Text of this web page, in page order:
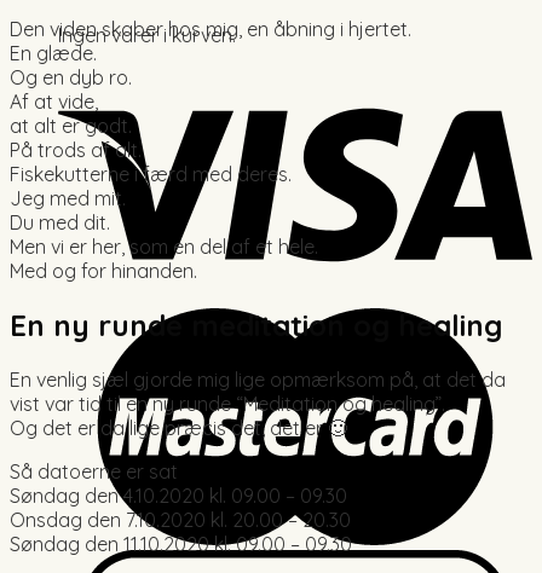
Ingen varer i kurven.
Den viden skaber hos mig, en åbning i hjertet.
En glæde.
Og en dyb ro.
Af at vide,
at alt er godt.
På trods af alt.
Fiskekutterne i færd med deres.
Jeg med mit.
Du med dit.
Men vi er her, som en del af et hele.
Med og for hinanden.
En ny runde meditation og healing
En venlig sjæl gjorde mig lige opmærksom på, at det da
vist var tid til en ny runde “Meditation og healing”.
Og det er da lige præcis det, det er 🙂
Så datoerne er sat
Søndag den 4.10.2020 kl. 09.00 – 09.30
Onsdag den 7.10.2020 kl. 20.00 – 20.30
Søndag den 11.10.2020 kl. 09.00 – 09.30